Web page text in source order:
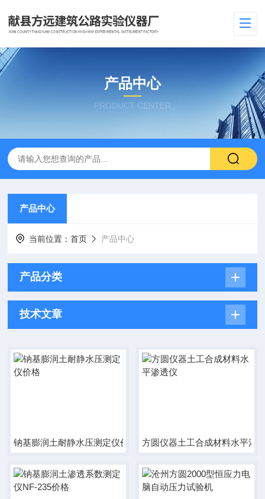
产品中心
PRODUCT CENTER
产品中心
当前位置：首页 产品中心
产品分类
技术文章
钠基膨润土耐静水压测定仪价格 方圆仪器土工合成材料水平渗